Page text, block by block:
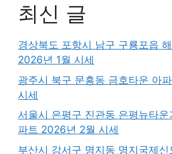
최신 글
경상북도 포항시 남구 구룡포읍
2026년 1월 시세
광주시 북구 문흥동 금호타운 아
시세
서울시 은평구 진관동 은평뉴타운
파트 2026년 2월 시세
부산시 강서구 명지동 명지국제신